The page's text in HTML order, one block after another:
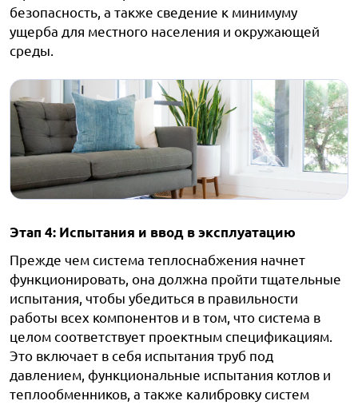
безопасность, а также сведение к минимуму
ущерба для местного населения и окружающей
среды.
Этап 4: Испытания и ввод в эксплуатацию
Прежде чем система теплоснабжения начнет
функционировать, она должна пройти тщательные
испытания, чтобы убедиться в правильности
работы всех компонентов и в том, что система в
целом соответствует проектным спецификациям.
Это включает в себя испытания труб под
давлением, функциональные испытания котлов и
теплообменников, а также калибровку систем